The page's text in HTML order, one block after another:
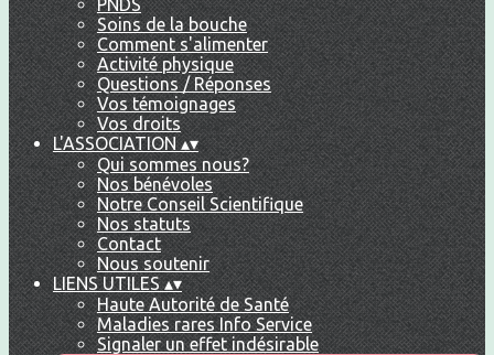
PNDS
Soins de la bouche
Comment s'alimenter
Activité physique
Questions / Réponses
Vos témoignages
Vos droits
L'ASSOCIATION▴▾
Qui sommes nous?
Nos bénévoles
Notre Conseil Scientifique
Nos statuts
Contact
Nous soutenir
LIENS UTILES▴▾
Haute Autorité de Santé
Maladies rares Info Service
Signaler un effet indésirable